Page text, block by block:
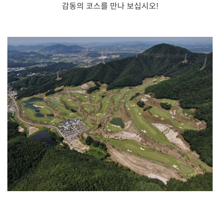
감동의 코스를 만나 보십시오!